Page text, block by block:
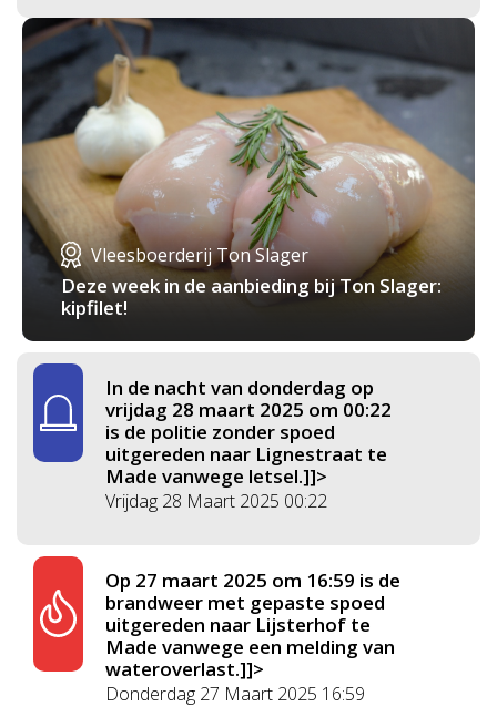
Vleesboerderij Ton Slager
Deze week in de aanbieding bij Ton Slager:
kipfilet!
In de nacht van donderdag op
vrijdag 28 maart 2025 om 00:22
is de politie zonder spoed
uitgereden naar Lignestraat te
Made vanwege letsel.]]>
Vrijdag 28 Maart 2025 00:22
Op 27 maart 2025 om 16:59 is de
brandweer met gepaste spoed
uitgereden naar Lijsterhof te
Made vanwege een melding van
wateroverlast.]]>
Donderdag 27 Maart 2025 16:59